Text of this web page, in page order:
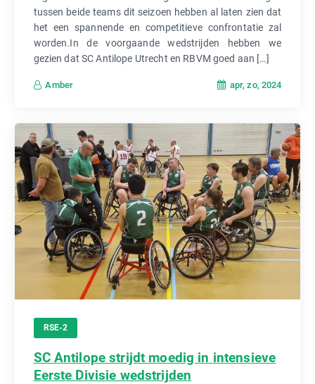
tussen beide teams dit seizoen hebben al laten zien dat
het een spannende en competitieve confrontatie zal
worden.In de voorgaande wedstrijden hebben we
gezien dat SC Antilope Utrecht en RBVM goed aan […]
Amber apr, zo, 2024
RSE-2
SC Antilope strijdt moedig in intensieve
Eerste Divisie wedstrijden